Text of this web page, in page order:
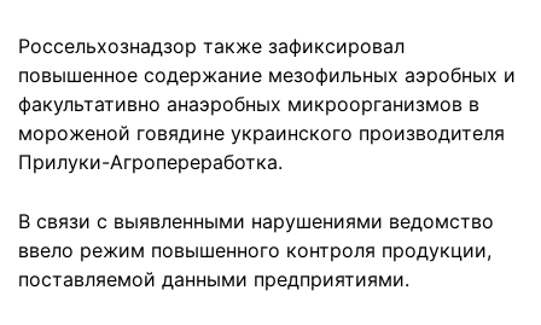
Россельхознадзор также зафиксировал
повышенное содержание мезофильных аэробных и
факультативно анаэробных микроорганизмов в
мороженой говядине украинского производителя
Прилуки-Агропереработка.
В связи с выявленными нарушениями ведомство
ввело режим повышенного контроля продукции,
поставляемой данными предприятиями.